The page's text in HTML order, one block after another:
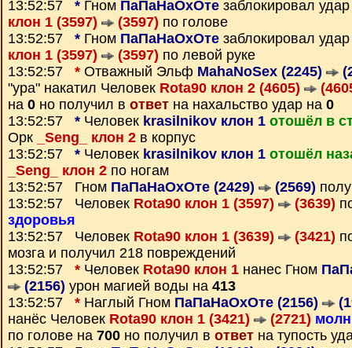
13:52:57 * Гном ПаПаНаОхОте заблокировал
клон 1 (3597)
(3597) по голове
13:52:57 * Гном ПаПаНаОхОте заблокировал
клон 1 (3597)
(3597) по левой руке
13:52:57 * Отважный Эльф MahaNoSex (2245)
"ура" накатил Человек Rota90 клон 2 (4605)
на 0 но получил в ответ на нахальство удар на 0
13:52:57 * Человек krasilnikov клон 1 отошёл в
Орк
_Seng_ клон 2 в корпус
13:52:57 * Человек krasilnikov клон 1 отошёл
_Seng_ клон 2 по ногам
13:52:57 Гном ПаПаНаОхОте (2429) (2569)
13:52:57 Человек Rota90 клон 1 (3597) (3639)
здоровья
13:52:57 Человек Rota90 клон 1 (3639) (3421)
мозга и получил 218 повреждений
13:52:57 * Человек Rota90 клон 1 нанес Гном
(2156) урон магией воды на 413
13:52:57 * Наглый Гном ПаПаНаОхОте (2156)
нанёс Человек Rota90 клон 1 (3421) (2721)
по голове на 700 но получил в ответ на тупость